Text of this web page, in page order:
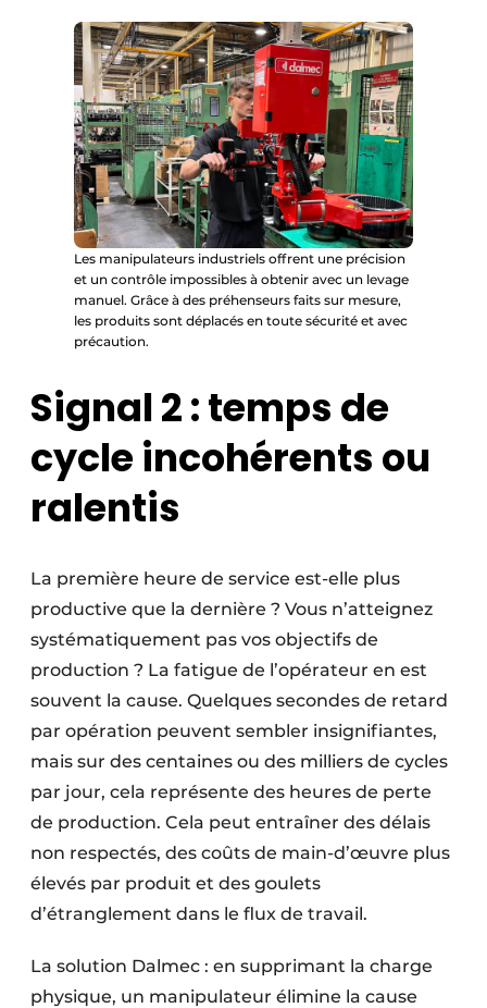
Les manipulateurs industriels offrent une précision
et un contrôle impossibles à obtenir avec un levage
manuel. Grâce à des préhenseurs faits sur mesure,
les produits sont déplacés en toute sécurité et avec
précaution.
Signal 2 : temps de
cycle incohérents ou
ralentis
La première heure de service est-elle plus
productive que la dernière ? Vous n’atteignez
systématiquement pas vos objectifs de
production ? La fatigue de l’opérateur en est
souvent la cause. Quelques secondes de retard
par opération peuvent sembler insignifiantes,
mais sur des centaines ou des milliers de cycles
par jour, cela représente des heures de perte
de production. Cela peut entraîner des délais
non respectés, des coûts de main-d’œuvre plus
élevés par produit et des goulets
d’étranglement dans le flux de travail.
La solution Dalmec : en supprimant la charge
physique, un manipulateur élimine la cause